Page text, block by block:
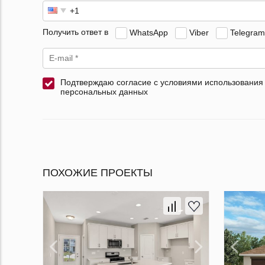
Получить ответ в WhatsApp Viber Telegram
Подтверждаю согласие с условиями использования
персональных данных
ПОХОЖИЕ ПРОЕКТЫ